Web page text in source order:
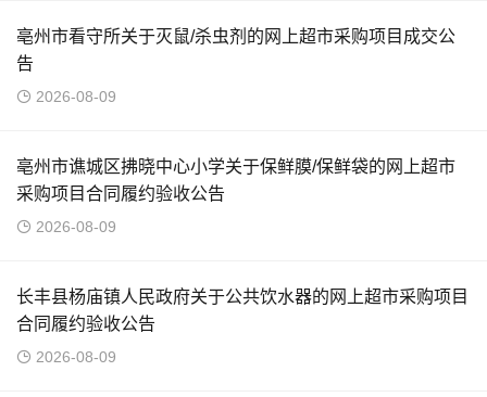
亳州市看守所关于灭鼠/杀虫剂的网上超市采购项目成交公
告
2026-08-09
亳州市谯城区拂晓中心小学关于保鲜膜/保鲜袋的网上超市
采购项目合同履约验收公告
2026-08-09
长丰县杨庙镇人民政府关于公共饮水器的网上超市采购项目
合同履约验收公告
2026-08-09